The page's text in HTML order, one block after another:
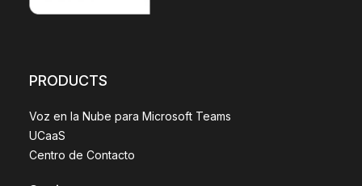
PRODUCTS
Voz en la Nube para Microsoft Teams
UCaaS
Centro de Contacto